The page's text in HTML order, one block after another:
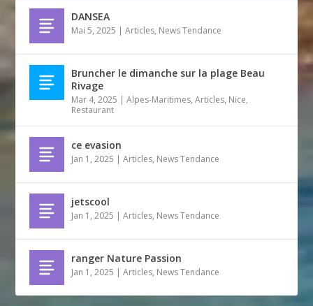
DANSEA
Mai 5, 2025 |Articles, News Tendance
Bruncher le dimanche sur la plage Beau
Rivage
Mar 4, 2025 |Alpes-Maritimes,Articles, Nice,
Restaurant
ce evasion
Jan 1, 2025 |Articles, News Tendance
jetscool
Jan 1, 2025 |Articles, News Tendance
ranger Nature Passion
Jan 1, 2025 |Articles, News Tendance